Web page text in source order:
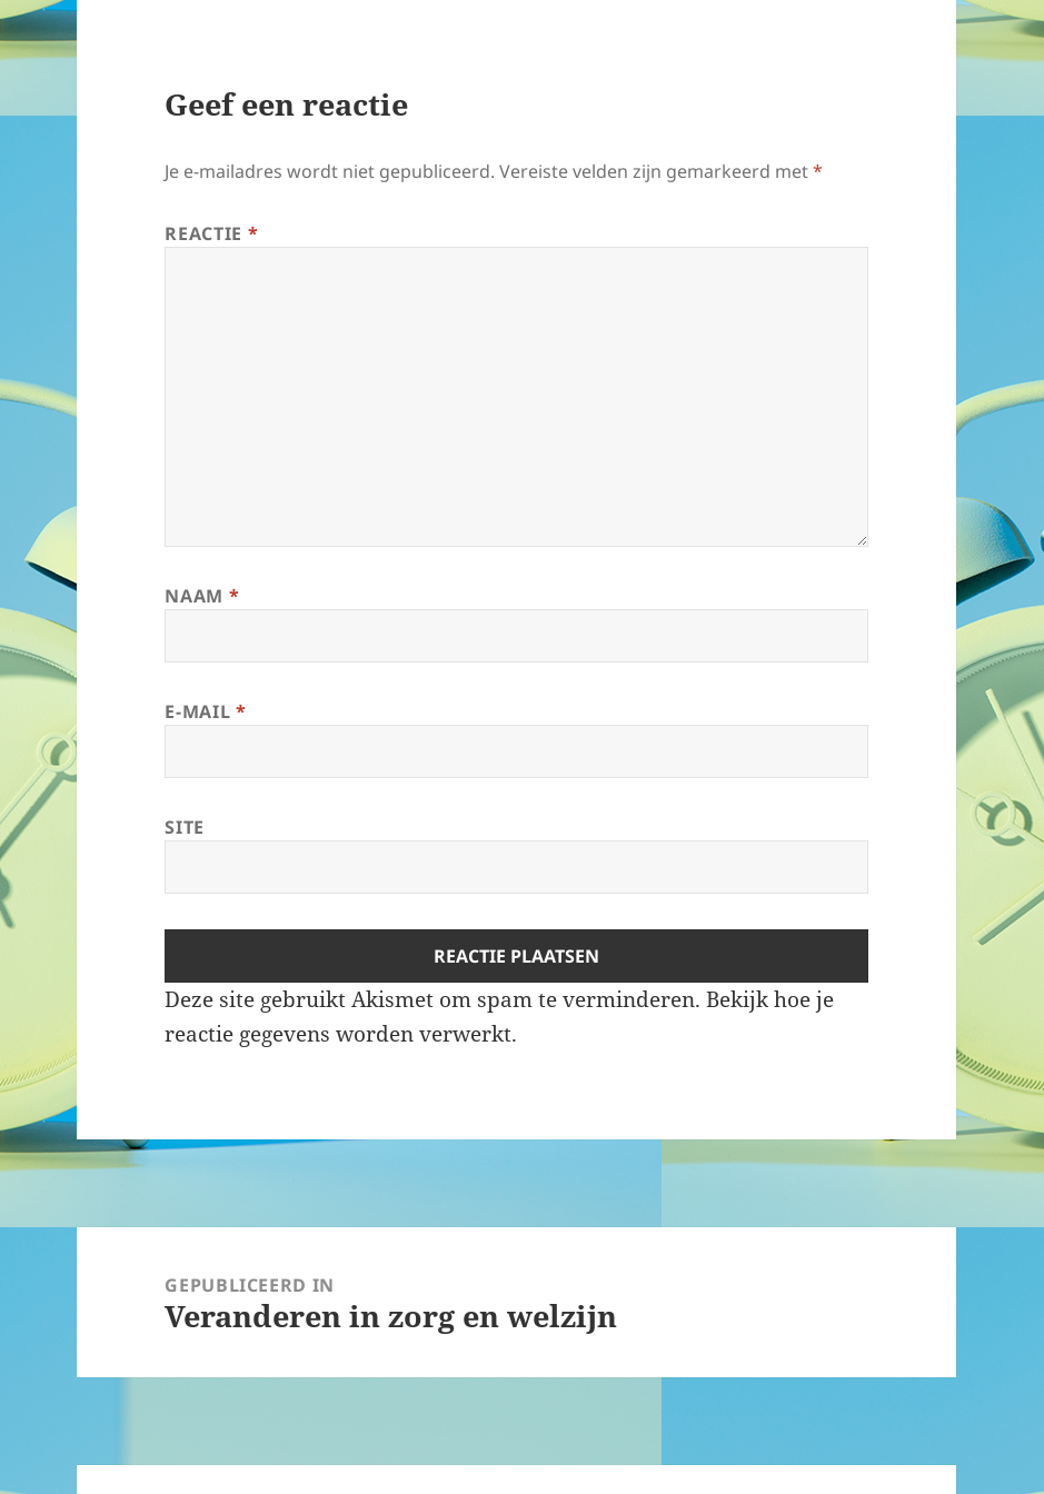
Geef een reactie
Je e-mailadres wordt niet gepubliceerd. Vereiste velden zijn gemarkeerd met*
REACTIE *
NAAM *
E-MAIL *
SITE
Deze site gebruikt Akismet om spam te verminderen.Bekijk hoe je
reactie gegevens worden verwerkt.
navigatieGEPUBLICEERD IN
Veranderen in zorg en welzijn